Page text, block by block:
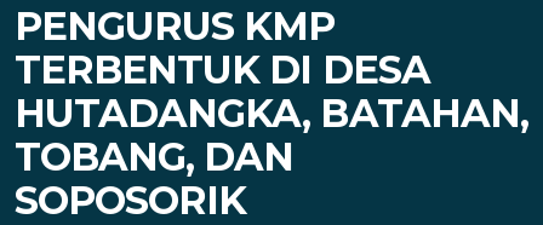
PENGURUS KMP
TERBENTUK DI DESA
HUTADANGKA, BATAHAN,
TOBANG, DAN
SOPOSORIK